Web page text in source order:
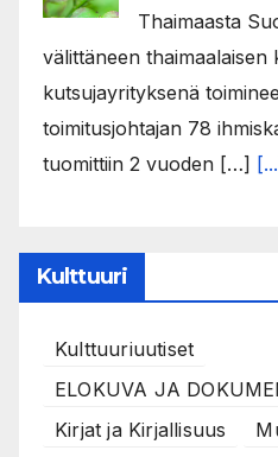
Thaimaasta
välittäneen
kutsujayrityksenä
toimitusjohtajan 78
tuomittiin 2 vuoden […]
Kulttuuri
Kulttuuriuutiset
ELOKUVA JA
Kirjat ja Kirjallisuus